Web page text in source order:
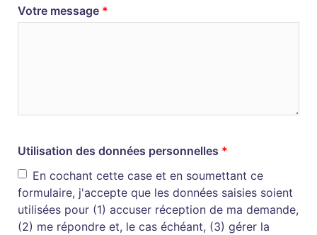
Votre message
Utilisation des données personnelles
En cochant cette case et en soumettant ce
formulaire, j'accepte que les données saisies soient
utilisées pour (1) accuser réception de ma demande,
(2) me répondre et, le cas échéant, (3) gérer la